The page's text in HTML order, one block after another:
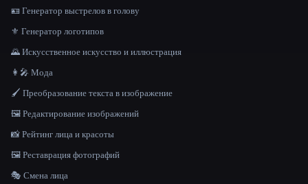
🪪 Генератор выстрелов в голову
⚜️ Генератор логотипов
🌄 Искусственное искусство и иллюстрация
👩‍🎤 Мода
🖌️ Преобразование текста в изображение
🖼️ Редактирование изображений
📸 Рейтинг лица и красоты
🖼️ Реставрация фотографий
🎭 Смена лица